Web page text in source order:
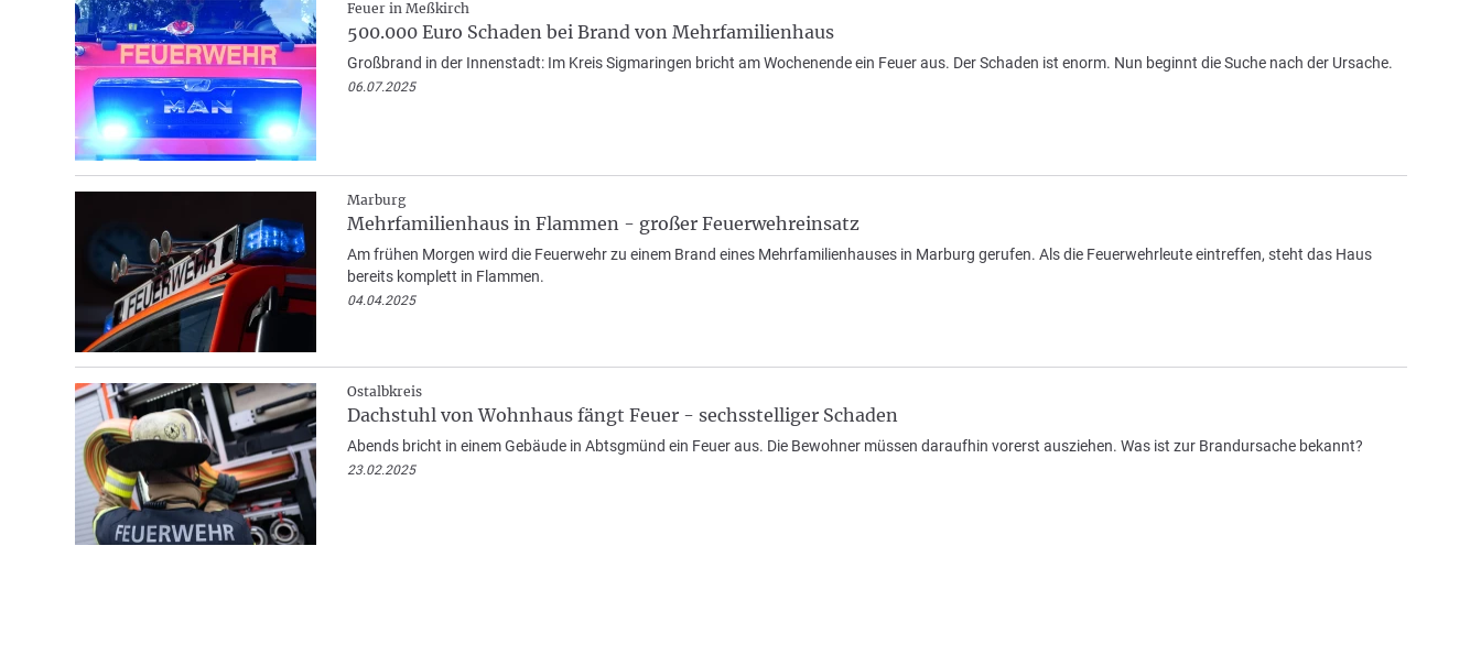
Feuer in Meßkirch
500.000 Euro Schaden bei Brand von Mehrfamilienhaus
Großbrand in der Innenstadt: Im Kreis Sigmaringen bricht am Wochenende ein Feuer aus. Der Schaden ist enorm. Nun beginnt die Suche nach der Ursache.
06.07.2025
Marburg
Mehrfamilienhaus in Flammen - großer Feuerwehreinsatz
Am frühen Morgen wird die Feuerwehr zu einem Brand eines Mehrfamilienhauses in Marburg gerufen. Als die Feuerwehrleute eintreffen, steht das Haus
bereits komplett in Flammen.
04.04.2025
Ostalbkreis
Dachstuhl von Wohnhaus fängt Feuer - sechsstelliger Schaden
Abends bricht in einem Gebäude in Abtsgmünd ein Feuer aus. Die Bewohner müssen daraufhin vorerst ausziehen. Was ist zur Brandursache bekannt?
23.02.2025